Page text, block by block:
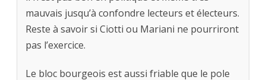
mauvais jusqu’à confondre lecteurs et électeurs.
Reste à savoir si Ciotti ou Mariani ne pourriront
pas l’exercice.
Le bloc bourgeois est aussi friable que le pole